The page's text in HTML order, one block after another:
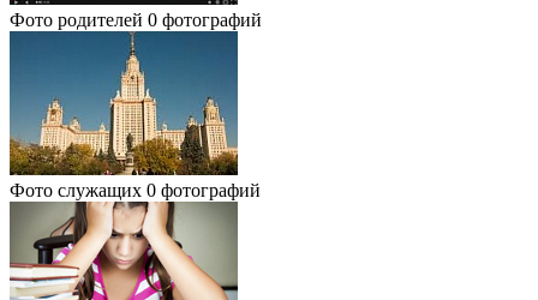
Фото родителей 0 фотографий
Фото служащих 0 фотографий